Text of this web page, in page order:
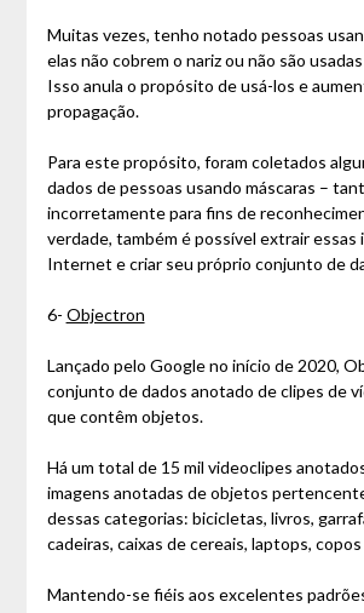
Muitas vezes, tenho notado pessoas
elas não cobrem o nariz ou não são
Isso anula o propósito de usá-los e
propagação.
Para este propósito, foram coletados
dados de pessoas usando máscaras –
incorretamente para fins de
verdade, também é possível extrair essas
Internet e criar seu próprio conjunto de
6- Objectron
Lançado pelo Google no início de 2020,
conjunto de dados anotado de clipes de
que contêm objetos.
Há um total de 15 mil videoclipes
imagens anotadas de objetos
dessas categorias: bicicletas, livros,
cadeiras, caixas de cereais, laptops,
Mantendo-se fiéis aos excelentes